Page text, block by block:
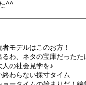
^^
モデルはこのお方！
るわ、ネタの宝庫だったた
人の社会見学を♪
終わらない採寸タイム